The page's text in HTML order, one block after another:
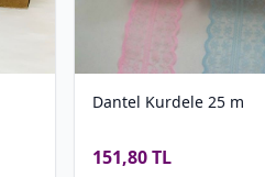
Dantel Kurdele 25 m
151,80 TL